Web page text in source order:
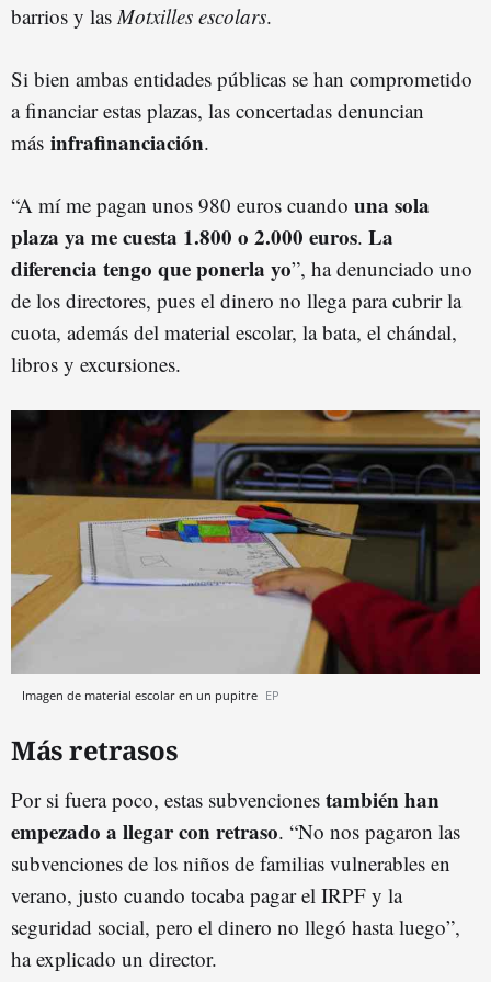
barrios y las Motxilles escolars.
Si bien ambas entidades públicas se han comprometido
a financiar estas plazas, las concertadas denuncian
más infrafinanciación.
“A mí me pagan unos 980 euros cuando una sola
plaza ya me cuesta 1.800 o 2.000 euros. La
diferencia tengo que ponerla yo”, ha denunciado uno
de los directores, pues el dinero no llega para cubrir la
cuota, además del material escolar, la bata, el chándal,
libros y excursiones.
Imagen de material escolar en un pupitre EP
Más retrasos
Por si fuera poco, estas subvenciones también han
empezado a llegar con retraso. “No nos pagaron las
subvenciones de los niños de familias vulnerables en
verano, justo cuando tocaba pagar el IRPF y la
seguridad social, pero el dinero no llegó hasta luego”,
ha explicado un director.